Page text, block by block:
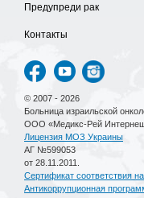
Предупреди рак
Контакты
© 2007 - 2026
Больница израильской
ООО «Медикс-Рей
Лицензия МОЗ Украины
АГ №599053
от 28.11.2011.
Сертификат соответствия
Антикоррупционная